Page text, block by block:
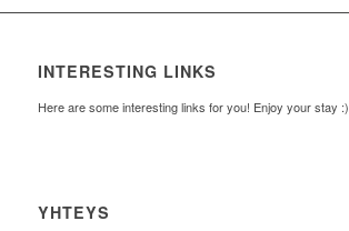
INTERESTING LINKS
Here are some interesting links for you! Enjoy your stay :)
YHTEYS